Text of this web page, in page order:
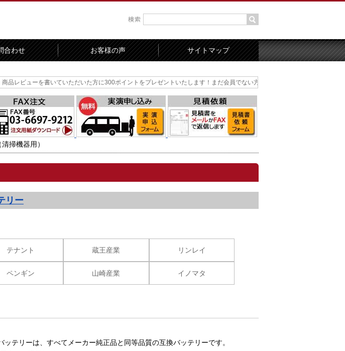
合わせ お客様の声 サイトマップ
を書いていただいた方に300ポイントをプレゼントいたします！まだ会員でない方はまずは会員登録を！
掃機器用）
リー
テナント 蔵王産業 リンレイ
ペンギン 山崎産業 イノマタ
テリーは、すべてメーカー純正品と同等品質の互換バッテリーです。